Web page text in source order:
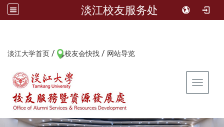
淡江校友服务处
淡江大学首页 / 校友会快找 / 网站导览
Toggle